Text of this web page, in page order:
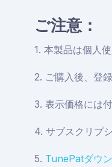
ご注意：
1. 本製品は個人
2. ご購入後、登
3. 表示価格には
4. サブスクリプ
5. TunePatダウ